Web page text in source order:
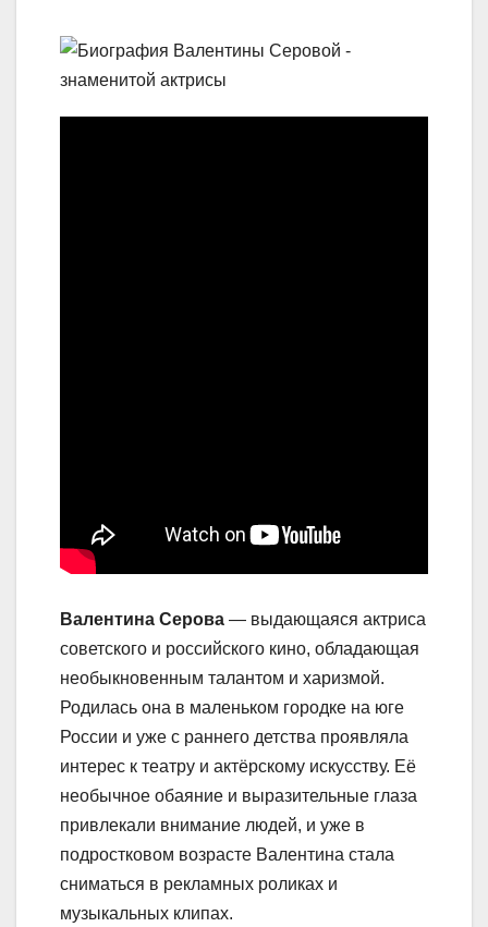
Валентина Серова — выдающаяся актриса
советского и российского кино, обладающая
необыкновенным талантом и харизмой.
Родилась она в маленьком городке на юге
России и уже с раннего детства проявляла
интерес к театру и актёрскому искусству. Её
необычное обаяние и выразительные глаза
привлекали внимание людей, и уже в
подростковом возрасте Валентина стала
сниматься в рекламных роликах и
музыкальных клипах.